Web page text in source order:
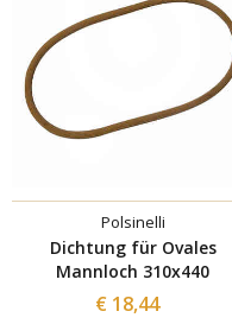
Polsinelli
Dichtung für Ovales
Mannloch 310x440
€ 18,44